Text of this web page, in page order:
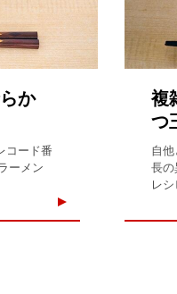
か
コード番
ーメン
複
つ
自
長の
レシ